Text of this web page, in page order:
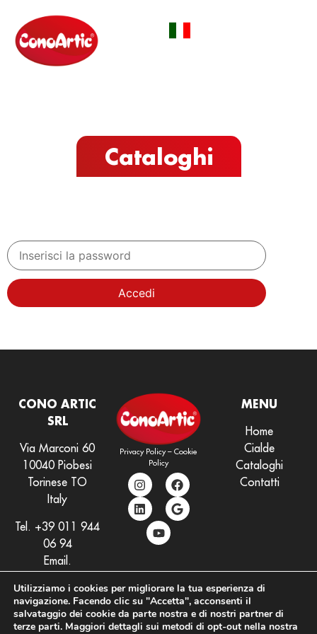
Cataloghi
Accedi
CONO ARTIC
SRL
Via Marconi 60
10040 Piobesi
Torinese TO
Italy
Tel. +39 011 944
06 94
Email.
Privacy Policy– Cookie
Policy
MENU
Home
Cialde
Cataloghi
Contatti
Utilizziamo i cookies per migliorare la tua esperienza di
navigazione. Facendo clic su "Accetta", acconsenti il
salvataggio dei cookie da parte nostra e di nostri partner di
terze parti. Maggiori dettagli sui metodi di opt-out nella nostra